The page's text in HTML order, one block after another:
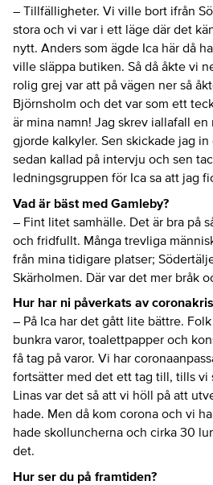
– Tillfälligheter. Vi ville bort ifrån
stora och vi var i ett läge där det
nytt. Anders som ägde Ica här då
ville släppa butiken. Så då åkte vi
rolig grej var att på vägen ner så
Björnsholm och det var som ett
är mina namn! Jag skrev iallafall en
gjorde kalkyler. Sen skickade jag
sedan kallad på intervju och sen
ledningsgruppen för Ica sa att jag
Vad är bäst med Gamleby?
– Fint litet samhälle. Det är bra på
och fridfullt. Många trevliga
från mina tidigare platser;
Skärholmen. Där var det mer bråk
Hur har ni påverkats av
– På Ica har det gått lite bättre.
bunkra varor, toalettpapper och
få tag på varor. Vi har
fortsätter med det ett tag till, tills vi
Linas var det så att vi höll på att
hade. Men då kom corona och vi
hade skolluncherna och cirka 30
det.
Hur ser du på framtiden?